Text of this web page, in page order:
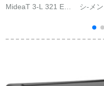
MideaT 3-L 321 E电
能自动オーブ赤
シ-メ
は、
300オ